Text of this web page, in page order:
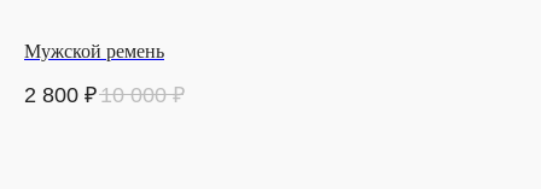
Мужской ремень
2 800 ₽10 000 ₽